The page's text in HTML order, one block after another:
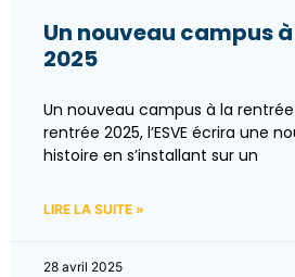
Un nouveau campus
2025
Un nouveau campus à la
rentrée 2025, l’ESVE écrira une
histoire en s’installant sur un
LIRE LA SUITE »
28 avril 2025